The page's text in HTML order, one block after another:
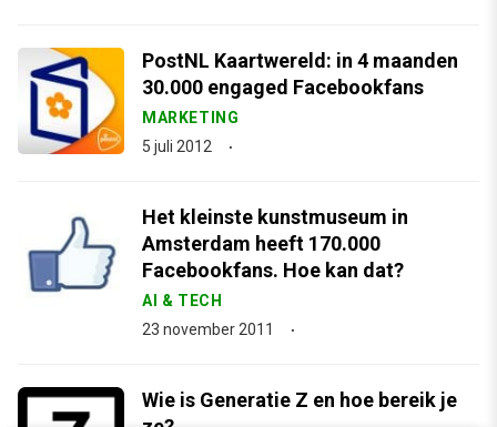
PostNL Kaartwereld: in 4 maanden
30.000 engaged Facebookfans
MARKETING
5 juli 2012
Het kleinste kunstmuseum in
Amsterdam heeft 170.000
Facebookfans. Hoe kan dat?
AI & TECH
23 november 2011
Wie is Generatie Z en hoe bereik je